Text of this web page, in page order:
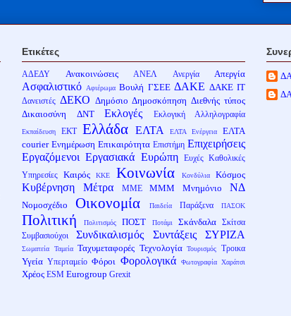
Ετικέτες
ΑΔΕΔΥ Ανακοινώσεις ΑΝΕΛ Ανεργία Απεργία
Ασφαλιστικό Αφιέρωμα Βουλή ΓΣΕΕ ΔΑΚΕ ΔΑΚΕ ΙΤ
Δανειστές ΔΕΚΟ Δημόσιο Δημοσκόπηση Διεθνής τύπος
Δικαιοσύνη
ΔΝΤ Εκλογές Εκλογική Αλληλογραφία
Εκπαίδευση ΕΚΤ Ελλάδα ΕΛΤΑ ΕΛΤΑ Ενέργεια
ΕΛΤΑ
courier Ενημέρωση Επικαιρότητα Επιστήμη Επιχειρήσεις
Εργαζόμενοι Εργασιακά Ευρώπη Ευχές Καθολικές
Υπηρεσίες
Καιρός ΚΚΕ Κοινωνία Κονδύλια Κόσμος
Κυβέρνηση Μέτρα ΜΜΕ ΜΜΜ Μνημόνιο ΝΔ
Νομοσχέδιο Οικονομία Παιδεία Παράξενα ΠΑΣΟΚ
Πολιτική Πολιτισμός ΠΟΣΤ Ποτάμι Σκάνδαλα
Σκίτσα
Συμβασιούχοι
Συνδικαλισμός Συντάξεις ΣΥΡΙΖΑ
Σωματεία Ταμεία Ταχυμεταφορές Τεχνολογία Τουρισμός Τροικα
Υγεία Υπερταμείο Φόροι Φορολογικά Φωτογραφία Χαράτσι
Χρέος ESM Eurogroup Grexit